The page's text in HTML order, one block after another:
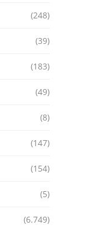
(248)
(39)
(183)
(49)
(8)
(147)
(154)
(5)
(6.749)